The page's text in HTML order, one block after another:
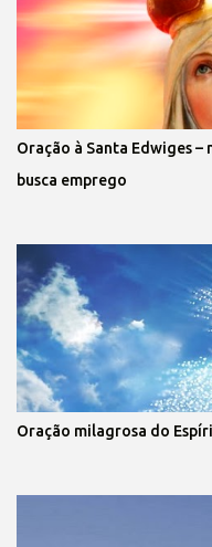
Oração à Santa Edwiges
busca emprego
Oração milagrosa do